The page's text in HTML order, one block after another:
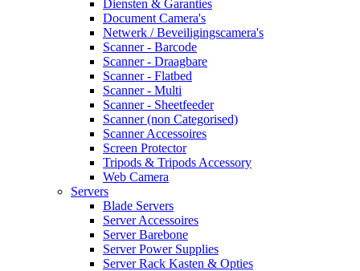
Diensten & Garanties
Document Camera's
Netwerk / Beveiligingscamera's
Scanner - Barcode
Scanner - Draagbare
Scanner - Flatbed
Scanner - Multi
Scanner - Sheetfeeder
Scanner (non Categorised)
Scanner Accessoires
Screen Protector
Tripods & Tripods Accessory
Web Camera
Servers
Blade Servers
Server Accessoires
Server Barebone
Server Power Supplies
Server Rack Kasten & Opties